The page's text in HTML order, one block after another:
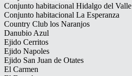
Conjunto habitacional Hidalgo del Valle
Conjunto habitacional La Esperanza
Country Club los Naranjos
Danubio Azul
Ejido Cerritos
Ejido Napoles
Ejido San Juan de Otates
El Carmen